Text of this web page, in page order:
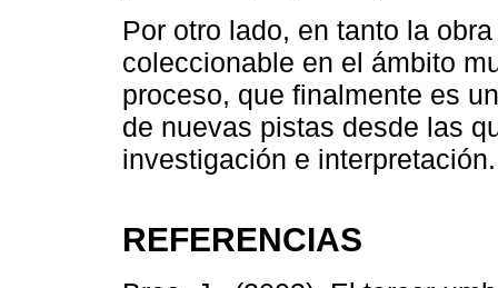
Por otro lado, en tanto la
coleccionable en el ámbito
proceso, que finalmente es
de nuevas pistas desde las
investigación e interpretación.
REFERENCIAS